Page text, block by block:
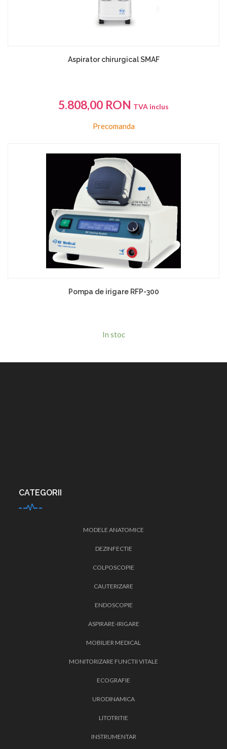
Aspirator chirurgical SMAF
5.808,00 RON TVA inclus
Precomanda
Pompa de irigare RFP-300
In stoc
CATEGORII
MODELE ANATOMICE
DEZINFECTIE
COLPOSCOPIE
CAUTERIZARE
ENDOSCOPIE
ASPIRARE-IRIGARE
MOBILIER MEDICAL
MONITORIZARE FUNCTII VITALE
ECOGRAFIE
URODINAMICA
LITOTRITIE
INSTRUMENTAR